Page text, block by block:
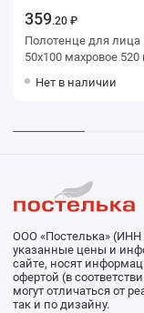
359.20 ₽
Полотенце для лица
50х100 махровое 520 г/м2
мануфактура
Нет в наличии
ООО «Постелька» (ИНН
указанные цены и
сайте, носят
офертой (в
могут отличаться от
так и по дизайну.